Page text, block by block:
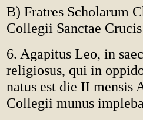
B) Fratres Scholarum
Collegii Sanctae
6. Agapitus Leo, in
religiosus, qui in
natus est die II mensis
Collegii munus